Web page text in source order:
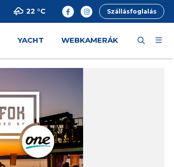
22 °C Szállásfoglalás
YACHT WEBKAMERÁK